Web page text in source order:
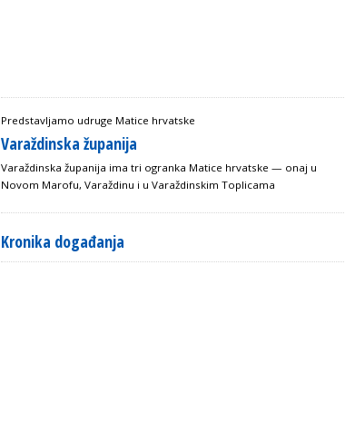
Predstavljamo udruge Matice hrvatske
Varaždinska županija
Varaždinska županija ima tri ogranka Matice hrvatske — onaj u
Novom Marofu, Varaždinu i u Varaždinskim Toplicama
Kronika događanja